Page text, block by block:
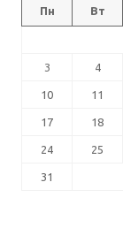
Пн Вт
3 4
10 11
17 18
24 25
31